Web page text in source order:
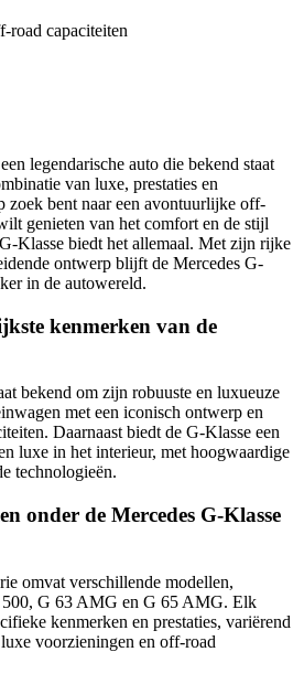
road capaciteiten
legendarische auto die bekend staat
van luxe, prestaties en
zoek bent naar een avontuurlijke off-
genieten van het comfort en de stijl
Klasse biedt het allemaal. Met zijn rijke
ontwerp blijft de Mercedes G-
in de autowereld.
kenmerken van de
bekend om zijn robuuste en luxueuze
met een iconisch ontwerp en
Daarnaast biedt de G-Klasse een
luxe in het interieur, met hoogwaardige
technologieën.
onder de Mercedes G-Klasse
omvat verschillende modellen,
500, G 63 AMG en G 65 AMG. Elk
kenmerken en prestaties, variërend
voorzieningen en off-road